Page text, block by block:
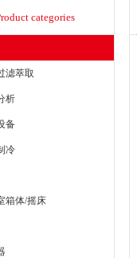
categories
滤萃取
析
备
冷
箱体/摇床